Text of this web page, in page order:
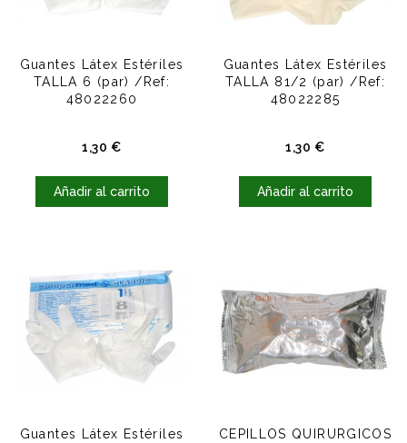
Guantes Látex Estériles
TALLA 6 (par) /Ref:
48022260
1,30 €Precio
Añadir al carrito
Guantes Látex Estériles
TALLA 81/2 (par) /Ref:
48022285
1,30 €Precio
Añadir al carrito
Guantes Látex Estériles
CEPILLOS QUIRURGICOS